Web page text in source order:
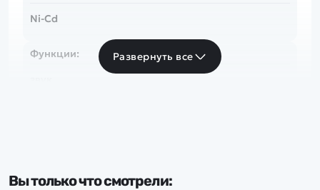
Ni-Cd
Функции:
Развернуть все
Вы только что смотрели: